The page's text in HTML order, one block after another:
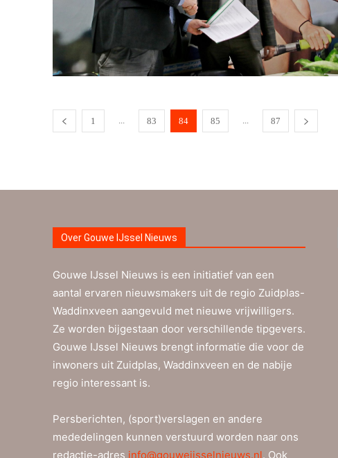
1 ... 83 84 85 ... 87
Over Gouwe IJssel Nieuws
Gouwe IJssel Nieuws is een initiatief van een
aantal ervaren nieuwsmakers uit de regio Zuidplas-
Waddinxveen aangevuld met nieuwe vrijwilligers.
Ze worden bijgestaan door verschillende tipgevers.
Gouwe IJssel Nieuws brengt informatie die voor de
inwoners uit Zuidplas, Waddinxveen en de nabije
regio interessant is.
Persberichten, (sport)verslagen en andere
mededelingen kunnen verstuurd worden naar ons
redactie-adres info@gouweijsselnieuws.nl. Ook